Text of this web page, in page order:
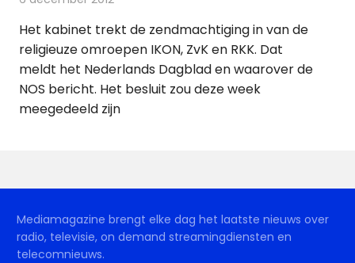
Het kabinet trekt de zendmachtiging in van de
religieuze omroepen IKON, ZvK en RKK. Dat
meldt het Nederlands Dagblad en waarover de
NOS bericht. Het besluit zou deze week
meegedeeld zijn
Mediamagazine brengt elke dag het laatste nieuws over
radio, televisie, on demand streamingdiensten en
telecomnieuws.